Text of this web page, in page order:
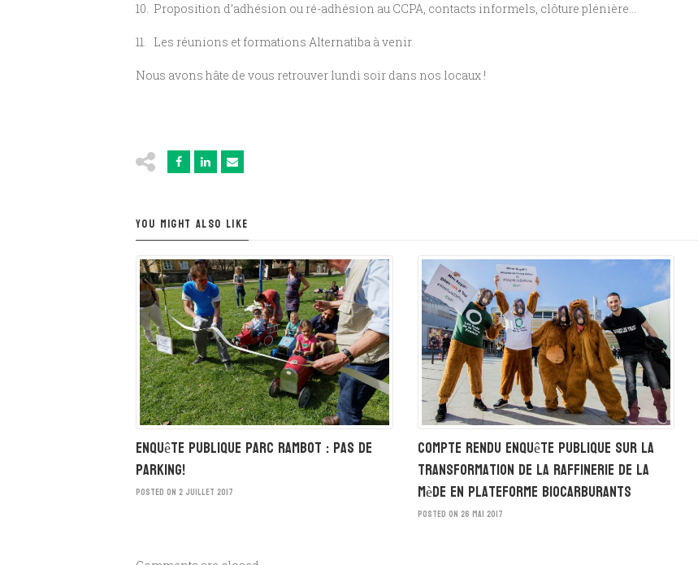
10. Proposition d’adhésion ou ré-adhésion au CCPA, contacts informels, clôture plénière…
11. Les réunions et formations Alternatiba à venir.
Nous avons hâte de vous retrouver lundi soir dans nos locaux !
YOU MIGHT ALSO LIKE
Enquête Publique Parc Rambot : Pas de
Parking!
POSTED ON 2 JUILLET 2017
Compte rendu Enquête Publique sur la
transformation de la Raffinerie de la
Mède en plateforme biocarburants
POSTED ON 26 MAI 2017